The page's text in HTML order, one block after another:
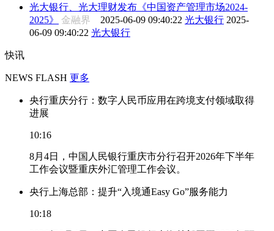
光大银行、光大理财发布《中国资产管理市场2024-
2025》
金融界 2025-06-09 09:40:22 光大银行 2025-
06-09 09:40:22 光大银行
快讯
NEWS FLASH 更多
央行重庆分行：数字人民币应用在跨境支付领域取得
进展
10:16
8月4日，中国人民银行重庆市分行召开2026年下半年
工作会议暨重庆外汇管理工作会议。
央行上海总部：提升“入境通Easy Go”服务能力
10:18